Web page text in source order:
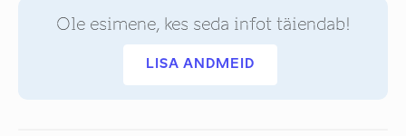
Ole esimene, kes seda infot täiendab!
LISA ANDMEID